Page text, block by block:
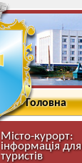
Головна
Місто-курорт:
інформація для
туристів